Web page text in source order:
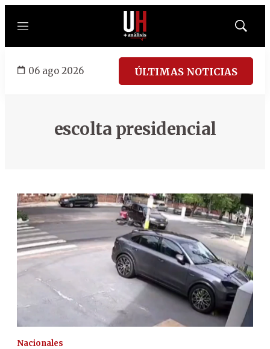
Menú
Mostrar
06 ago 2026 ÚLTIMAS NOTICIAS
escolta presidencial
Nacionales